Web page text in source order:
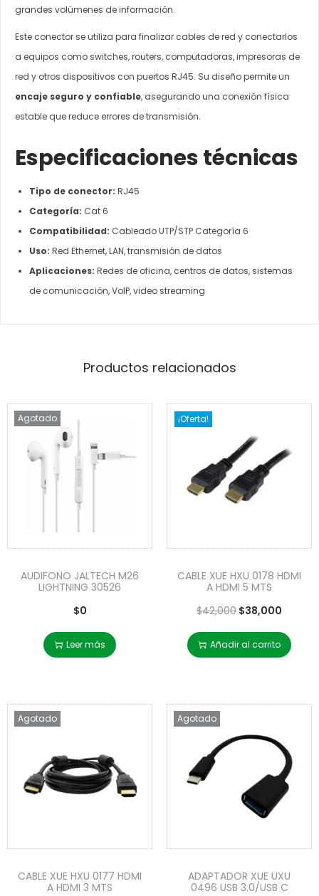
grandes volúmenes de información.
Este conector se utiliza para finalizar cables de red y conectarlos
a equipos como switches, routers, computadoras, impresoras de
red y otros dispositivos con puertos RJ45. Su diseño permite un
encaje seguro y confiable, asegurando una conexión física
estable que reduce errores de transmisión.
Especificaciones técnicas
Tipo de conector: RJ45
Categoría: Cat 6
Compatibilidad: Cableado UTP/STP Categoría 6
Uso: Red Ethernet, LAN, transmisión de datos
Aplicaciones: Redes de oficina, centros de datos, sistemas
de comunicación, VoIP, video streaming
Productos relacionados
Agotado
AUDIFONO JALTECH M26
LIGHTNING 30526
$0
Leer más
¡Oferta!
CABLE XUE HXU 0178 HDMI
A HDMI 5 MTS
$42,000 $38,000
Añadir al carrito
Agotado
CABLE XUE HXU 0177 HDMI
A HDMI 3 MTS
Agotado
ADAPTADOR XUE UXU
0496 USB 3.0/USB C